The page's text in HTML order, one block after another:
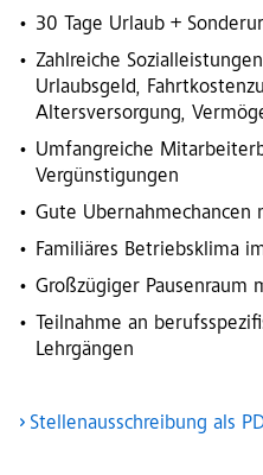
30 Tage Urlaub +
Zahlreiche
Urlaubsgeld,
Altersversorgung,
Umfangreiche
Vergünstigungen
Gute Übernahmechancen
Familiäres Betriebsklima
Großzügiger Pausenraum
Teilnahme an
Lehrgängen
Stellenausschreibung als